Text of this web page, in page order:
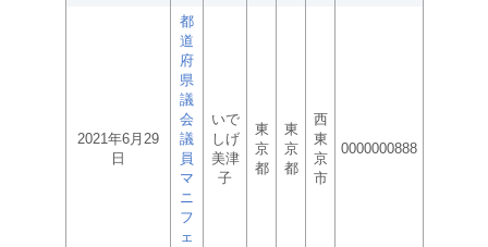
2021年6月29
日
都
道
府
県
議
会
議
員
マ
ニ
フ
ェ
いで
しげ
美津
子
東
京
都
東
京
都
西
東
京
市
0000000888